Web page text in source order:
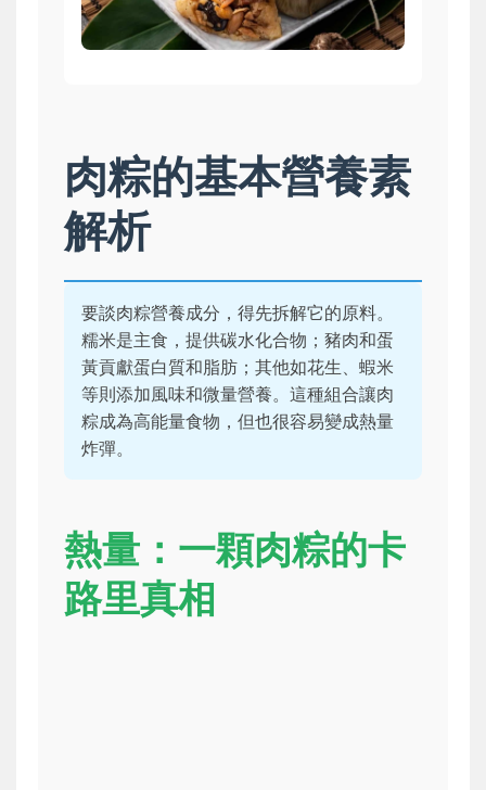
肉粽的基本營養素
解析
要談肉粽營養成分，得先拆解它的原料。
糯米是主食，提供碳水化合物；豬肉和蛋
黃貢獻蛋白質和脂肪；其他如花生、蝦米
等則添加風味和微量營養。這種組合讓肉
粽成為高能量食物，但也很容易變成熱量
炸彈。
熱量：一顆肉粽的卡
路里真相